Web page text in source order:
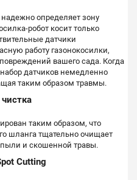
определяет зону
робот косит только
датчики
работу газонокосилки,
вашего сада. Когда
датчиков немедленно
таким образом травмы.
таким образом, что
шланга тщательно очищает
пыли и скошенной травы.
Cutting